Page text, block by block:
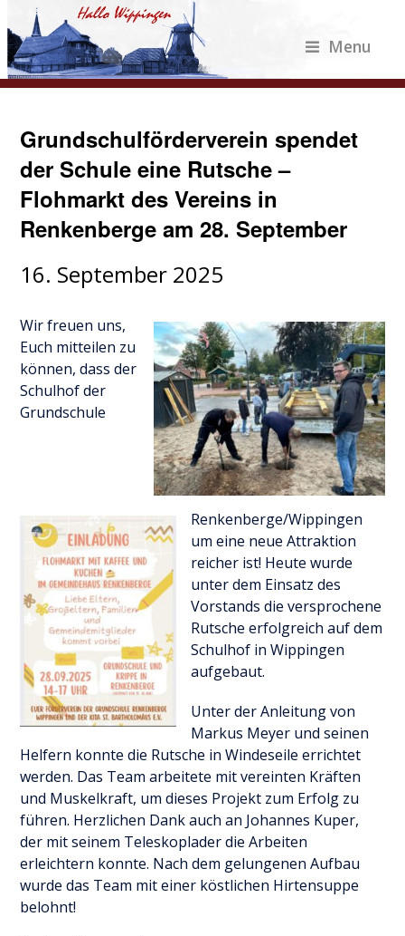
Menu
Grundschulförderverein spendet
der Schule eine Rutsche –
Flohmarkt des Vereins in
Renkenberge am 28. September
16. September 2025
Wir freuen uns,
Euch mitteilen zu
können, dass der
Schulhof der
Grundschule
Renkenberge/Wippingen
um eine neue Attraktion
reicher ist! Heute wurde
unter dem Einsatz des
Vorstands die versprochene
Rutsche erfolgreich auf dem
Schulhof in Wippingen
aufgebaut.
Unter der Anleitung von
Markus Meyer und seinen
Helfern konnte die Rutsche in Windeseile errichtet
werden. Das Team arbeitete mit vereinten Kräften
und Muskelkraft, um dieses Projekt zum Erfolg zu
führen. Herzlichen Dank auch an Johannes Kuper,
der mit seinem Teleskoplader die Arbeiten
erleichtern konnte. Nach dem gelungenen Aufbau
wurde das Team mit einer köstlichen Hirtensuppe
belohnt!